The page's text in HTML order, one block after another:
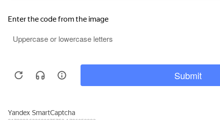
Продолжая пользоваться сайтом, вы соглашаетесь с